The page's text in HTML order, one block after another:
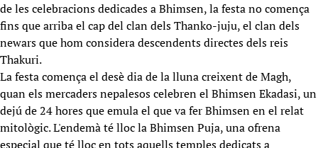
de les celebracions dedicades a Bhimsen, la festa no comença
fins que arriba el cap del clan dels Thanko-juju, el clan dels
newars que hom considera descendents directes dels reis
Thakuri.
La festa comença el desè dia de la lluna creixent de Magh,
quan els mercaders nepalesos celebren el Bhimsen Ekadasi, un
dejú de 24 hores que emula el que va fer Bhimsen en el relat
mitològic. L'endemà té lloc la Bhimsen Puja, una ofrena
especial que té lloc en tots aquells temples dedicats a